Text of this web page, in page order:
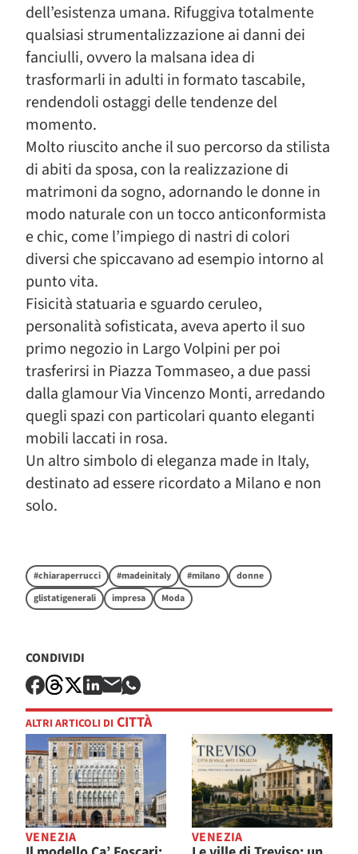
dell’esistenza umana. Rifuggiva totalmente
qualsiasi strumentalizzazione ai danni dei
fanciulli, ovvero la malsana idea di
trasformarli in adulti in formato tascabile,
rendendoli ostaggi delle tendenze del
momento.
Molto riuscito anche il suo percorso da stilista
di abiti da sposa, con la realizzazione di
matrimoni da sogno, adornando le donne in
modo naturale con un tocco anticonformista
e chic, come l’impiego di nastri di colori
diversi che spiccavano ad esempio intorno al
punto vita.
Fisicità statuaria e sguardo ceruleo,
personalità sofisticata, aveva aperto il suo
primo negozio in Largo Volpini per poi
trasferirsi in Piazza Tommaseo, a due passi
dalla glamour Via Vincenzo Monti, arredando
quegli spazi con particolari quanto eleganti
mobili laccati in rosa.
Un altro simbolo di eleganza made in Italy,
destinato ad essere ricordato a Milano e non
solo.
#chiaraperrucci #madeinitaly #milano
donne
glistatigenerali
impresa Moda
CONDIVIDI
ALTRI ARTICOLI DI CITTÀ
VENEZIA VENEZIA